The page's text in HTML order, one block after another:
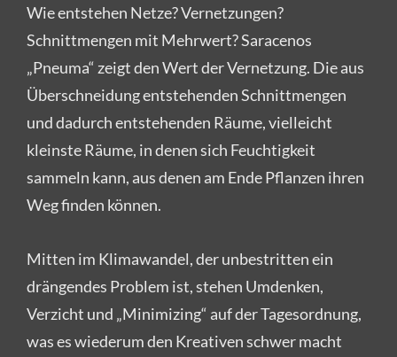
Wie entstehen Netze? Vernetzungen?
Schnittmengen mit Mehrwert? Saracenos
„Pneuma“ zeigt den Wert der Vernetzung. Die aus
Überschneidung entstehenden Schnittmengen
und dadurch entstehenden Räume, vielleicht
kleinste Räume, in denen sich Feuchtigkeit
sammeln kann, aus denen am Ende Pflanzen ihren
Weg finden können.
Mitten im Klimawandel, der unbestritten ein
drängendes Problem ist, stehen Umdenken,
Verzicht und „Minimizing“ auf der Tagesordnung,
was es wiederum den Kreativen schwer macht